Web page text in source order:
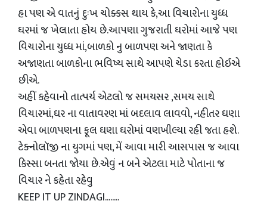
હા પણ એ વાતનું દુઃખ ચોક્કસ થાય કે,આ વિચારોના યુધ્ધ
ઘરમાં જ ખેલાતા હોય છે.આપણા ગુજરાતી ઘરોમાં આજે પણ
વિચારોના યુધ્ધ માં,બાળકો નુ બાળપણ અને જાણતા કે
અજાણતા બાળકોના ભવિષ્ય સાથે આપણે ચેડા કરતા હોઈએ
છીએ.
અહીં કહેવાનો તાત્પર્ય એટલો જ સમયસર ,સમય સાથે
વિચારમાં,ઘર ના વાતાવરણ માં બદલાવ લાવવો, નહીતર ઘણા
એવા બાળપણના ફૂલ ઘણા ઘરોમાં વણખીલ્યા રહી જતા હશે.
ટેક્નોલૉજી ના યુગમાં પણ, મેં આવા મારી આસપાસ જ આવા
કિસ્સા બનતા જોયા છે.એવું ન બને એટલા માટે પોતાના જ
વિચાર ને કહેતા રહેવુ
KEEP IT UP ZINDAGI........